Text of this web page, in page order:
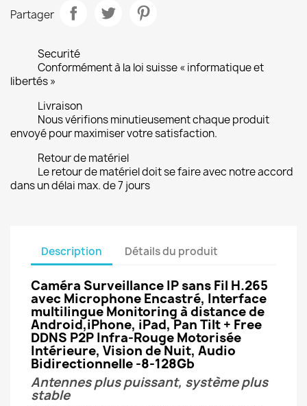
Partager
Securité
Conformément à la loi suisse « informatique et
libertés »
Livraison
Nous vérifions minutieusement chaque produit
envoyé pour maximiser votre satisfaction.
Retour de matériel
Le retour de matériel doit se faire avec notre accord
dans un délai max. de 7 jours
Description Détails du produit
Caméra Surveillance IP sans Fil H.265
avec Microphone Encastré, Interface
multilingue Monitoring à distance de
Android,iPhone, iPad, Pan Tilt + Free
DDNS P2P Infra-Rouge Motorisée
Intérieure, Vision de Nuit, Audio
Bidirectionnelle -8-128Gb
Antennes plus puissant, système plus
stable